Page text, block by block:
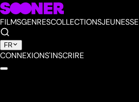
FILMSGENRESCOLLECTIONSJEUNESSE
FR
CONNEXIONS'INSCRIRE